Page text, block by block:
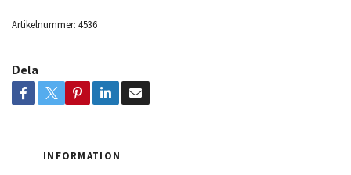
Artikelnummer: 4536
Dela
INFORMATION